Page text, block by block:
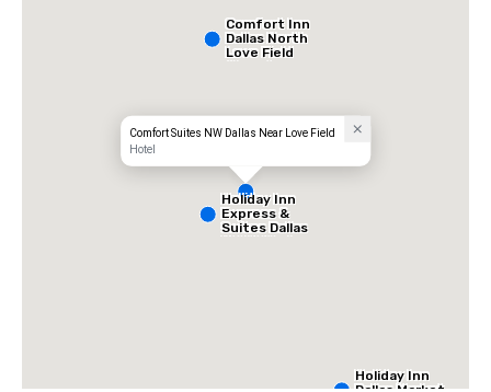
Comfort Suites NW Dallas Near Love Field
Hotel
Holiday Inn
Comfort Inn
Dallas North
Love Field
Airport
Holiday Inn
Express &
Suites Dallas
NW HWY - Love